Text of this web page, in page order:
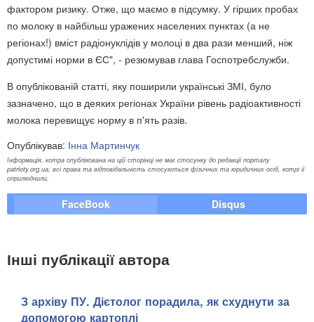
фактором ризику. Отже, що маємо в підсумку. У гірших пробах
по молоку в найбільш уражених населених пунктах (а не
регіонах!) вміст радіонуклідів у молоці в два рази менший, ніж
допустимі норми в ЄС", - резюмував глава Госпотребслужби.
В опублікованій статті, яку поширили українські ЗМІ, було
зазначено, що в деяких регіонах України рівень радіоактивності
молока перевищує норму в п'ять разів.
Опублікував: Інна Мартинчук
Інформація, котра опублікована на цій сторінці не має стосунку до редакції порталу
patrioty.org.ua, всі права та відповідальність стосуються фізичних та юридичних осіб, котрі її
оприлюднили.
FaceBook Disqus
Інші публікації автора
З архіву ПУ. Дієтолог порадила, як схуднути за
допомогою картоплі